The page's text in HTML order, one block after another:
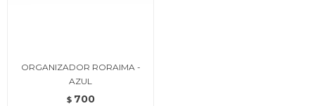
ORGANIZADOR RORAIMA -
AZUL
$ 700